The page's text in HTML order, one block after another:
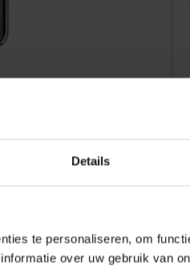
Details
te personaliseren, om
over uw gebruik van